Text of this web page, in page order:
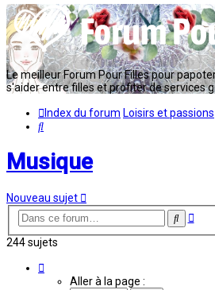
Le meilleur Forum Pour Filles pour
s'aider entre filles et profiter de services
Index du forum Loisirs et passions
Rechercher
Musique
Nouveau sujet
244 sujets
Aller à la page :